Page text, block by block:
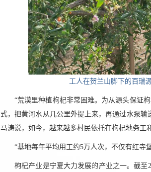
工人在贺兰山脚下的百瑞
“荒漠里种植枸杞非常困难。为从源头保证
式，把黄河水从几公里外提上来，再通过水泵
马涛说，如今，越来越多村民依托在枸杞地务工
“基地每年平均用工约5万人次，不仅有红寺
枸杞产业是宁夏大力发展的产业之一。截至